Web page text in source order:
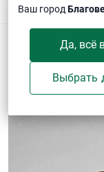
Ваш город
Да, всё
Выбрать
Фильтр
ST30628